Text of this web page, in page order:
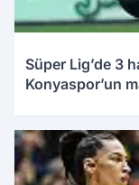
Süper Lig’de 3
Konyaspor’un